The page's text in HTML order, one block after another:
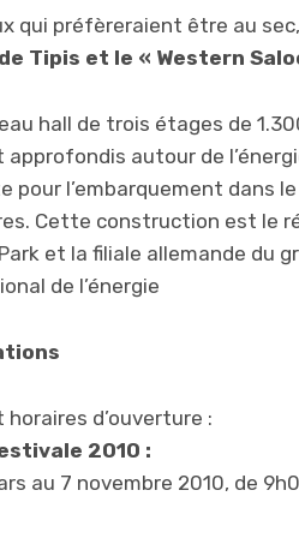
qui préfèreraient être au sec,
Tipis et le « Western
hall de trois étages de
approfondis autour de
pour l’embarquement dans
Cette construction est le
et la filiale allemande du
de l’énergie
horaires d’ouverture :
2010 :
au 7 novembre 2010, de